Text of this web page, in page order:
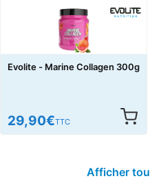
Evolite - Marine Collagen 300g
29,90€TTC
Afficher